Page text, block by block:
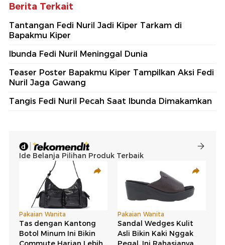
Berita Terkait
Tantangan Fedi Nuril Jadi Kiper Tarkam di
Bapakmu Kiper
Ibunda Fedi Nuril Meninggal Dunia
Teaser Poster Bapakmu Kiper Tampilkan Aksi Fedi
Nuril Jaga Gawang
Tangis Fedi Nuril Pecah Saat Ibunda Dimakamkan